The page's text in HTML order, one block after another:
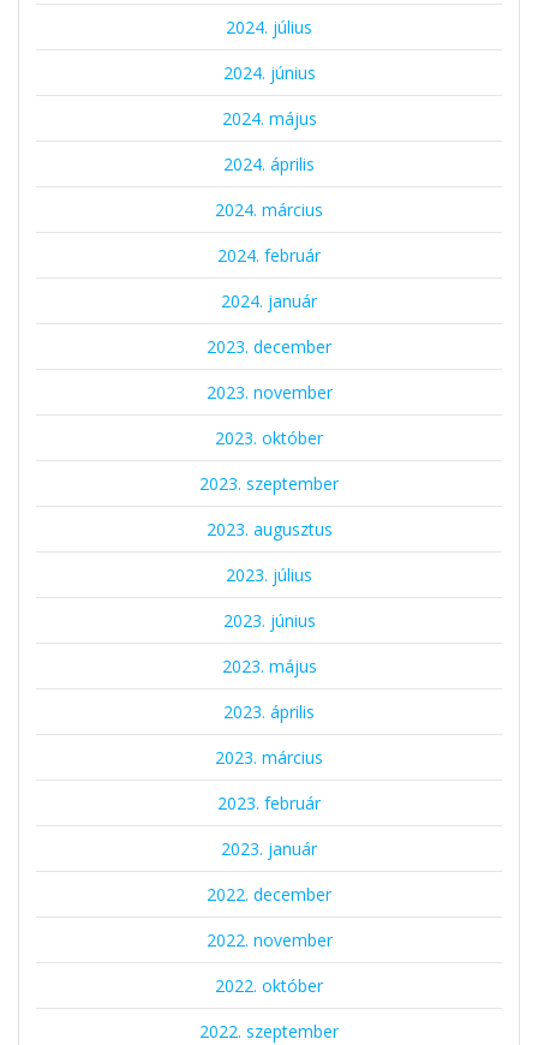
2024. július
2024. június
2024. május
2024. április
2024. március
2024. február
2024. január
2023. december
2023. november
2023. október
2023. szeptember
2023. augusztus
2023. július
2023. június
2023. május
2023. április
2023. március
2023. február
2023. január
2022. december
2022. november
2022. október
2022. szeptember